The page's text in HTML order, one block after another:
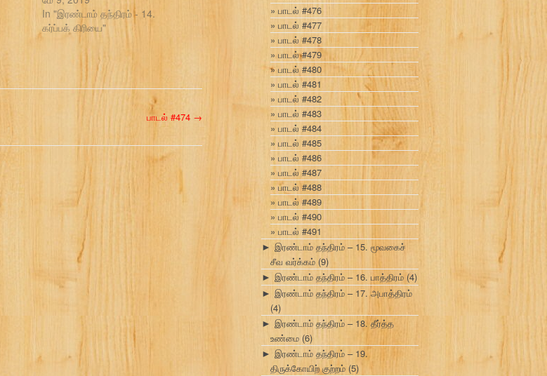
In "இரண்டாம் தந்திரம் - 14.
கர்ப்பக் கிரியை"
பாடல் #474 →
பாடல் #476
பாடல் #477
பாடல் #478
பாடல் #479
பாடல் #480
பாடல் #481
பாடல் #482
பாடல் #483
பாடல் #484
பாடல் #485
பாடல் #486
பாடல் #487
பாடல் #488
பாடல் #489
பாடல் #490
பாடல் #491
► இரண்டாம் தந்திரம் – 15. மூவகைச்
சீவ வர்க்கம் (9)
► இரண்டாம் தந்திரம் – 16. பாத்திரம் (4)
► இரண்டாம் தந்திரம் – 17. அபாத்திரம்
(4)
► இரண்டாம் தந்திரம் – 18. தீர்த்த
உண்மை (6)
► இரண்டாம் தந்திரம் – 19.
திருக்கோயிற் குற்றம் (5)